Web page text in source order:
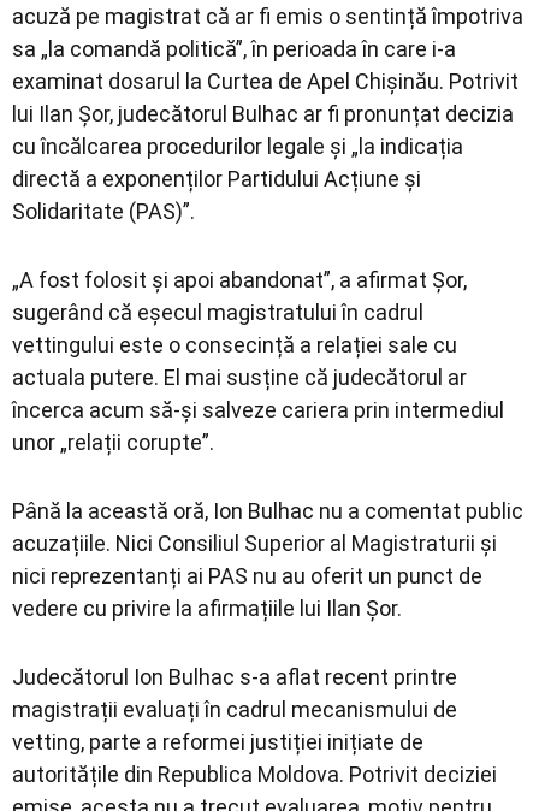
acuză pe magistrat că ar fi emis o sentință împotriva
sa „la comandă politică”, în perioada în care i-a
examinat dosarul la Curtea de Apel Chișinău. Potrivit
lui Ilan Șor, judecătorul Bulhac ar fi pronunțat decizia
cu încălcarea procedurilor legale și „la indicația
directă a exponenților Partidului Acțiune și
Solidaritate (PAS)”.
„A fost folosit și apoi abandonat”, a afirmat Șor,
sugerând că eșecul magistratului în cadrul
vettingului este o consecință a relației sale cu
actuala putere. El mai susține că judecătorul ar
încerca acum să-și salveze cariera prin intermediul
unor „relații corupte”.
Până la această oră, Ion Bulhac nu a comentat public
acuzațiile. Nici Consiliul Superior al Magistraturii și
nici reprezentanți ai PAS nu au oferit un punct de
vedere cu privire la afirmațiile lui Ilan Șor.
Judecătorul Ion Bulhac s-a aflat recent printre
magistrații evaluați în cadrul mecanismului de
vetting, parte a reformei justiției inițiate de
autoritățile din Republica Moldova. Potrivit deciziei